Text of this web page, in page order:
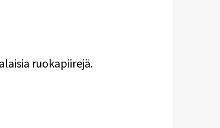
ruokapiirejä.